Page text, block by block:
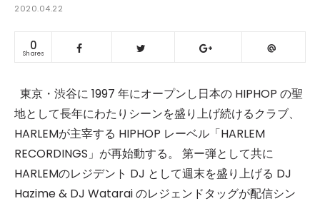
2020.04.22
0
Shares
東京・渋谷に 1997 年にオープンし日本の HIPHOP の聖
地として長年にわたりシーンを盛り上げ続けるクラブ、
HARLEMが主宰する HIPHOP レーベル「HARLEM
RECORDINGS」が再始動する。 第ー弾として共に
HARLEMのレジデント DJ として週末を盛り上げる DJ
Hazime & DJ Watarai のレジェンドタッグが配信シン